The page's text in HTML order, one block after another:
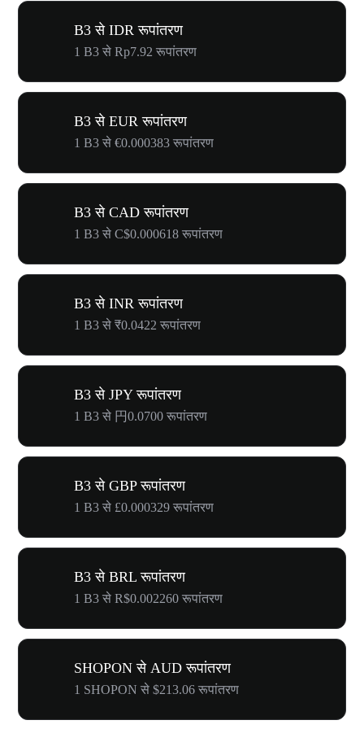
B3 से IDR रूपांतरण
1 B3 से Rp7.92 रूपांतरण
B3 से EUR रूपांतरण
1 B3 से €0.000383 रूपांतरण
B3 से CAD रूपांतरण
1 B3 से C$0.000618 रूपांतरण
B3 से INR रूपांतरण
1 B3 से ₹0.0422 रूपांतरण
B3 से JPY रूपांतरण
1 B3 से 円0.0700 रूपांतरण
B3 से GBP रूपांतरण
1 B3 से £0.000329 रूपांतरण
B3 से BRL रूपांतरण
1 B3 से R$0.002260 रूपांतरण
SHOPON से AUD रूपांतरण
1 SHOPON से $213.06 रूपांतरण